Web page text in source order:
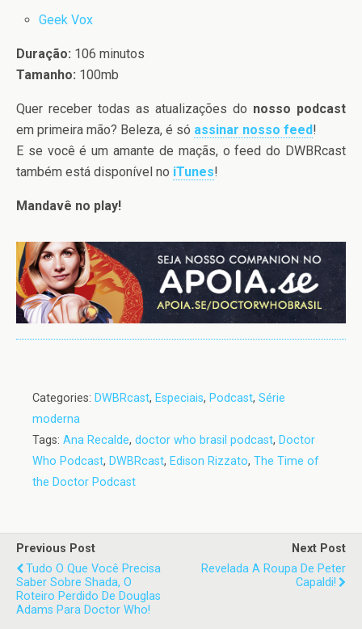
Geek Vox
Duração: 106 minutos
Tamanho: 100mb
Quer receber todas as atualizações do nosso podcast
em primeira mão? Beleza, é só assinar nosso feed!
E se você é um amante de maçãs, o feed do DWBRcast
também está disponível no iTunes!
Mandavê no play!
Categories: DWBRcast, Especiais, Podcast, Série
moderna
Tags: Ana Recalde, doctor who brasil podcast, Doctor
Who Podcast, DWBRcast, Edison Rizzato, The Time of
the Doctor Podcast
Previous Post
Tudo O Que Você Precisa
Saber Sobre Shada, O
Roteiro Perdido De Douglas
Adams Para Doctor Who!
Next Post
Revelada A Roupa De Peter
Capaldi!